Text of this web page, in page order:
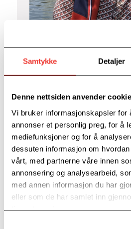
Samtykke Detaljer
Denne nettsiden anvender
Vi bruker informasjonskapsler for
annonser et personlig preg, for å
mediefunksjoner og for å
dessuten informasjon om
vårt, med partnerne våre innen
annonsering og analysearbeid,
med annen informasjon du har
eller som de har samlet inn
statsautorisert
eget regnskapsbyrå i Norge.
startet Fram Regnskap AS i
dag særlig små bedrifter med
økonomi og rådgivning – på
engelsk.
Les mer